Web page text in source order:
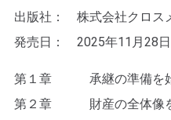
出版社： 株式会社クロス
発売日： 2025年11月28日
第１章 承継の準備を始
第２章 財産の全体像を